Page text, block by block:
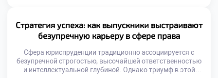
техникуме становится тем самым надежным
фундаментом, который позволяет будущим специалистам
[…]
Стратегия успеха: как выпускники выстраивают
безупречную карьеру в сфере права
Сфера юриспруденции традиционно ассоциируется с
безупречной строгостью, высочайшей ответственностью
и интеллектуальной глубиной. Однако триумф в этой